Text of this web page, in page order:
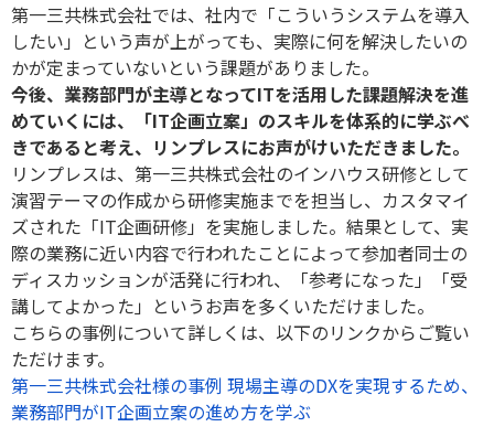
第一三共株式会社では、社内で「こういうシステムを導入
したい」という声が上がっても、実際に何を解決したいの
かが定まっていないという課題がありました。
今後、業務部門が主導となってITを活用した課題解決を進
めていくには、「IT企画立案」のスキルを体系的に学ぶべ
きであると考え、リンプレスにお声がけいただきました。
リンプレスは、第一三共株式会社のインハウス研修として
演習テーマの作成から研修実施までを担当し、カスタマイ
ズされた「IT企画研修」を実施しました。結果として、実
際の業務に近い内容で行われたことによって参加者同士の
ディスカッションが活発に行われ、「参考になった」「受
講してよかった」というお声を多くいただけました。
こちらの事例について詳しくは、以下のリンクからご覧い
ただけます。
第一三共株式会社様の事例 現場主導のDXを実現するため、
業務部門がIT企画立案の進め方を学ぶ